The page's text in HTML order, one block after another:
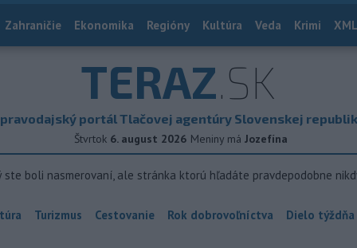
Zahraničie Ekonomika Regióny Kultúra Veda Krimi
TERAZ.SK
portál Tlačovej agentúry Slovenskej
Štvrtok 6. august 2026 Meniny má Jozefína
ste boli nasmerovaní, ale stránka ktorú hľadáte pravdepodobne
Turizmus Cestovanie Rok dobrovoľníctva Dielo týždňa